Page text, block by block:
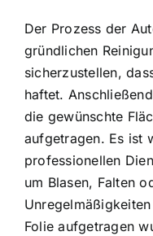
Der Prozess der
gründlichen
sicherzustellen,
haftet.
die gewünschte
aufgetragen. Es ist
professionellen
um Blasen, Falten
Folie aufgetragen